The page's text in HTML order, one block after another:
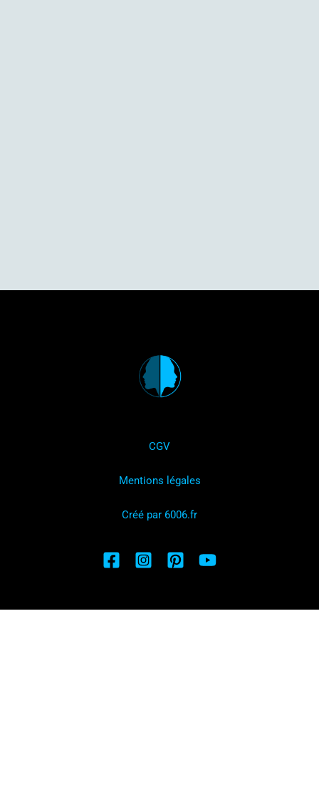
CGV
Mentions légales
Créé par 6006.fr